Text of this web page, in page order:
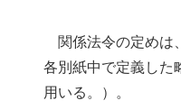
関係法令の定めは
各別紙中で定義した
用いる。）。